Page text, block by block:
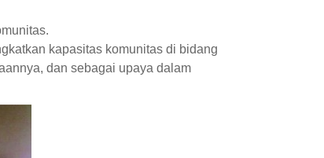
kapasitas komunitas di bidang
dan sebagai upaya dalam